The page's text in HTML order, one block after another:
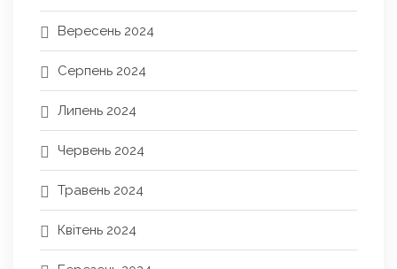
Вересень 2024
Серпень 2024
Липень 2024
Червень 2024
Травень 2024
Квітень 2024